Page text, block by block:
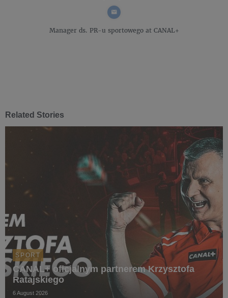
Manager ds. PR-u sportowegoat CANAL+
Related Stories
SPORT
CANAL+ oficjalnym partnerem Krzysztofa
Ratajskiego
6 August 2026